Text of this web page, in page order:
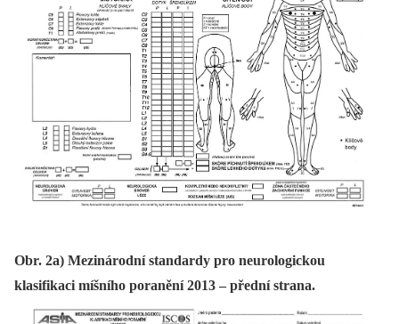
Obr. 2a) Mezinárodní standardy pro neurologickou
klasifikaci míšního poranění 2013 – přední strana.